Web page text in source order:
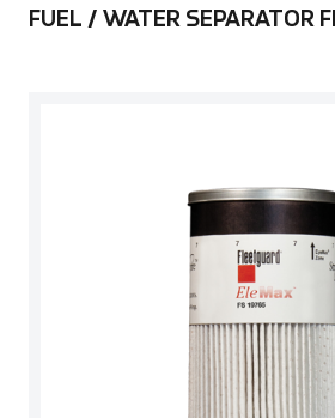
FUEL / WATER SEPARATOR